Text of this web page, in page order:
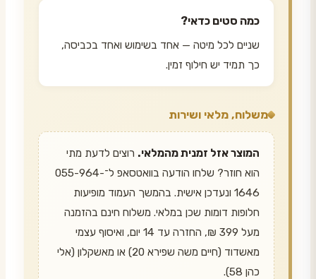
כמה סטים כדאי?
שניים לכל מיטה — אחד בשימוש ואחד בכביסה,
כך תמיד יש חילוף זמין.
משלוח, מלאי ושירות
המוצר אזל זמנית מהמלאי. רוצים לדעת מתי
הוא חוזר? שלחו הודעה בוואטסאפ ל־055-964-
1646 ונעדכן אישית. בהמשך העמוד מופיעות
חלופות דומות שכן במלאי. משלוח חינם בהזמנה
מעל 399 ₪, החזרה עד 14 יום, ואיסוף עצמי
מאשדוד (חיים משה שפירא 20) או מאשקלון (אלי
כהן 58).